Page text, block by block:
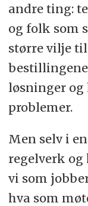
andre ting:
og folk som
større vilje
løsninger og
problemer.
Men selv i
regelverk og
vi som
hva som